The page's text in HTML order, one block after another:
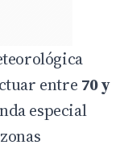
entre 70 y
especial